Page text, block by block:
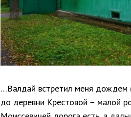
…Валдай встретил меня дождем
до деревни Крестовой – малой